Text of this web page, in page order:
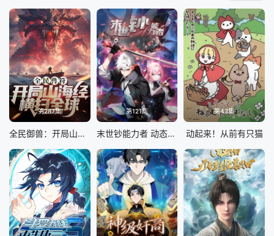
第287集
全民御兽：开局山海经，我横扫全球
第121集
末世钞能力者 动态漫画
第43集
动起来！从前有只猫